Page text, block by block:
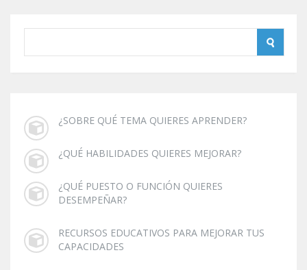
¿SOBRE QUÉ TEMA QUIERES APRENDER?
¿QUÉ HABILIDADES QUIERES MEJORAR?
¿QUÉ PUESTO O FUNCIÓN QUIERES
DESEMPEÑAR?
RECURSOS EDUCATIVOS PARA MEJORAR TUS
CAPACIDADES